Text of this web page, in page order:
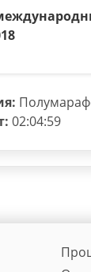
02:04:59